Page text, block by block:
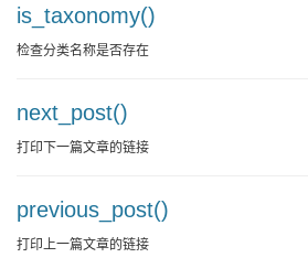
is_taxonomy()
检查分类名称是否存在
next_post()
打印下一篇文章的链接
previous_post()
打印上一篇文章的链接